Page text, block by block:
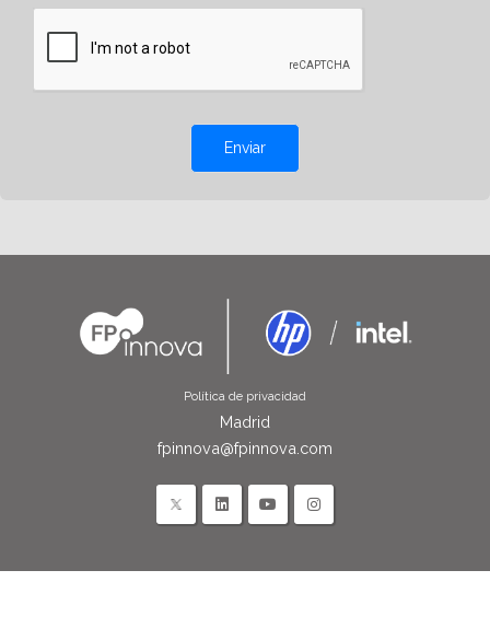
Enviar
Política de privacidad
Madrid
fpinnova@fpinnova.com